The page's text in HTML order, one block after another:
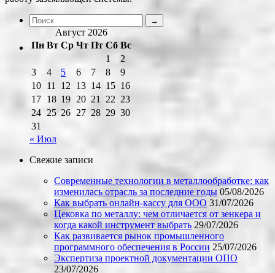
Август 2026
Пн Вт Ср Чт Пт Сб Вс
1
2
3
4 5 6 7 8
9
10 11 12 13 14 15 16
17 18 19 20 21 22 23
24 25 26 27 28 29 30
31
« Июл
Свежие записи
Современные технологии в металлообработке: как
изменилась отрасль за последние годы 05/08/2026
Как выбрать онлайн-кассу для ООО 31/07/2026
Цековка по металлу: чем отличается от зенкера и
когда какой инструмент выбрать 29/07/2026
Как развивается рынок промышленного
программного обеспечения в России 25/07/2026
Экспертиза проектной документации ОПО
23/07/2026